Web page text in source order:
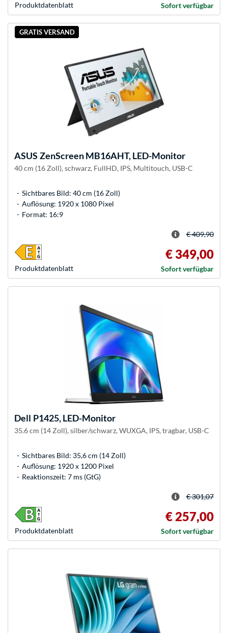
Produkt­datenblatt Sofort verfügbar
GRATIS VERSAND
ASUS ZenScreen MB16AHT, LED-Monitor
40 cm (16 Zoll), schwarz, FullHD, IPS, Multitouch, USB-C
Sichtbares Bild: 40 cm (16 Zoll)
Auflösung: 1920 x 1080 Pixel
Format: 16:9
Produkt­datenblatt
€ 409,90
€ 349,00
Sofort verfügbar
Dell P1425, LED-Monitor
35.6 cm (14 Zoll), silber/schwarz, WUXGA, IPS, tragbar, USB-C
Sichtbares Bild: 35,6 cm (14 Zoll)
Auflösung: 1920 x 1200 Pixel
Reaktionszeit: 7 ms (GtG)
Produkt­datenblatt
€ 301,07
€ 257,00
Sofort verfügbar